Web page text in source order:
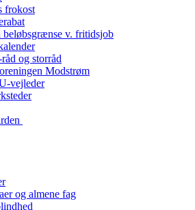
frokost
beløbsgrænse v. fritidsjob
og storråd
Modstrøm
vejleder
og almene fag